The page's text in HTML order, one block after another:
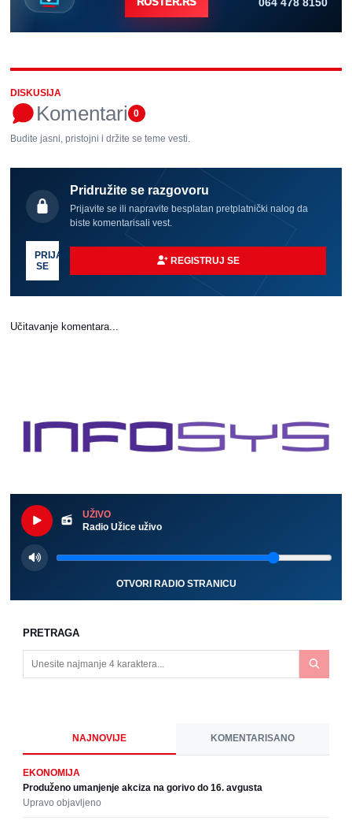
DISKUSIJA
Komentari 0
Budite jasni, pristojni i držite se teme vesti.
Pridružite se razgovoru
Prijavite se ili napravite besplatan pretplatnički nalog da
biste komentarisali vest.
PRIJAVI
SE
REGISTRUJ SE
Učitavanje komentara...
UŽIVO
Radio Užice uživo
OTVORI RADIO STRANICU
PRETRAGA
NAJNOVIJE KOMENTARISANO
EKONOMIJA
Produženo umanjenje akciza na gorivo do 16. avgusta
Upravo objavljeno